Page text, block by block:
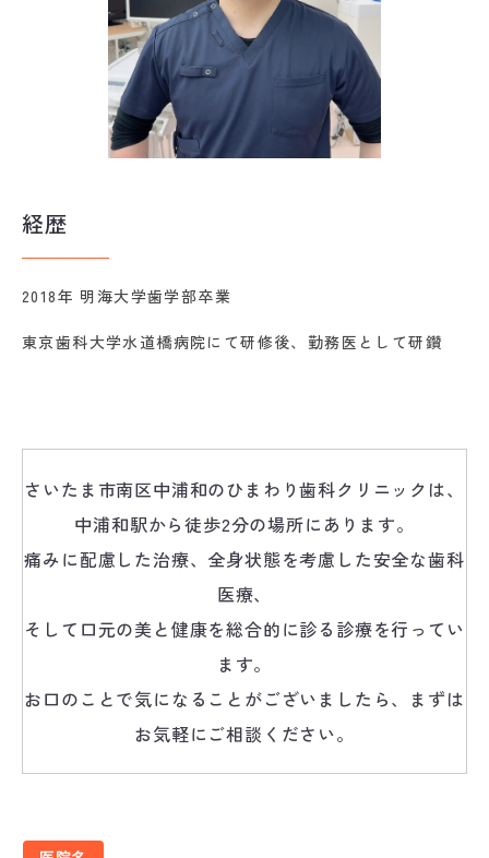
経歴
2018年 明海大学歯学部卒業
東京歯科大学水道橋病院にて研修後、勤務医として研鑽
さいたま市南区中浦和のひまわり歯科クリニックは、
中浦和駅から徒歩2分の場所にあります。
痛みに配慮した治療、全身状態を考慮した安全な歯科
医療、
そして口元の美と健康を総合的に診る診療を行ってい
ます。
お口のことで気になることがございましたら、まずは
お気軽にご相談ください。